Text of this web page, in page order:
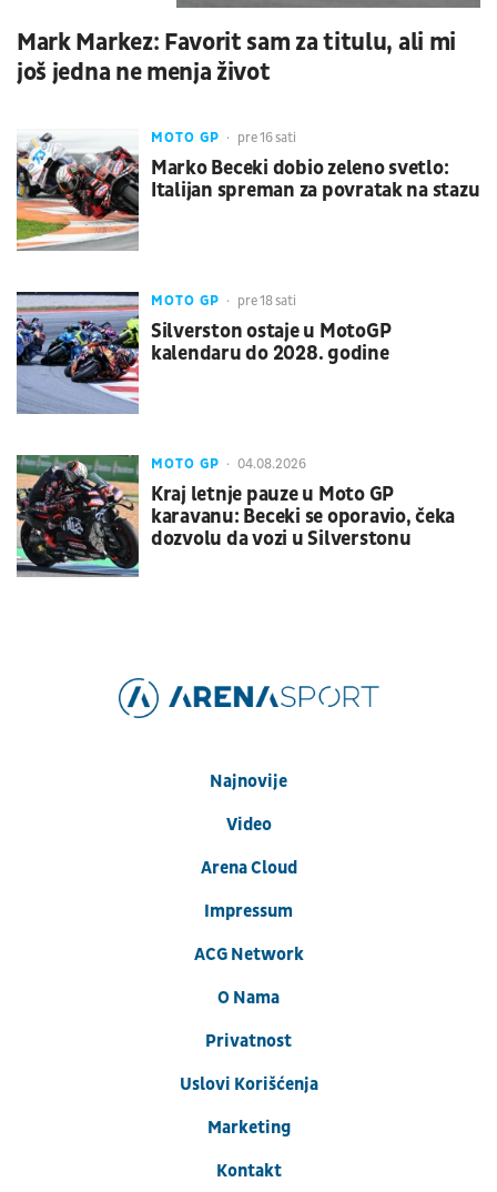
Mark Markez: Favorit sam za titulu, ali mi
još jedna ne menja život
MOTO GP pre 16 sati
Marko Beceki dobio zeleno svetlo:
Italijan spreman za povratak na stazu
MOTO GP pre 18 sati
Silverston ostaje u MotoGP
kalendaru do 2028. godine
MOTO GP 04.08.2026
Kraj letnje pauze u Moto GP
karavanu: Beceki se oporavio, čeka
dozvolu da vozi u Silverstonu
Najnovije
Video
Arena Cloud
Impressum
ACG Network
O Nama
Privatnost
Uslovi Korišćenja
Marketing
Kontakt